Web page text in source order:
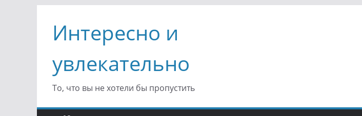
содержимому
Интересно и
увлекательно
То, что вы не хотели бы пропустить